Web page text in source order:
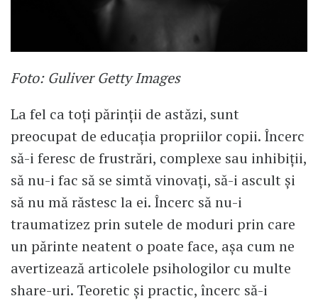
Foto: Guliver Getty Images
La fel ca toți părinții de astăzi, sunt
preocupat de educația propriilor copii. Încerc
să-i feresc de frustrări, complexe sau inhibiții,
să nu-i fac să se simtă vinovați, să-i ascult și
să nu mă răstesc la ei. Încerc să nu-i
traumatizez prin sutele de moduri prin care
un părinte neatent o poate face, așa cum ne
avertizează articolele psihologilor cu multe
share-uri. Teoretic și practic, încerc să-i